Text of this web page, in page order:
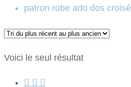
patron robe ado dos croisé
Voici le seul résultat